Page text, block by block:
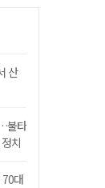
산
불타
치
대